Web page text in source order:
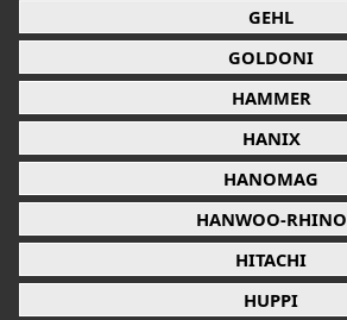
GEHL
GOLDONI
HAMMER
HANIX
HANOMAG
HANWOO-RHINO
HITACHI
HUPPI